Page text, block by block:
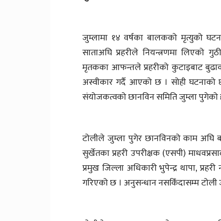
जुम्लामा १४ वर्षका बालकको मृत्युको
साताअघि प्रहरीले नियन्त्रणमा लिएको
मृतकका आफन्तले प्रहरीको कुटाइबाट
अस्वीकार गर्दै आएको छ । सोही घटनाको
संयोजकत्वको छानविन समिति जुम्ला पुगेको
टोलीले जुम्ला पुगेर छानविनको काम अघि
सुर्खेतका प्रहरी उपरीक्षक (एसपी)
प्रमुख जिल्ला अधिकारी भुपेन्द्र थापा,
गरिएको छ । अनुसन्धान नसकिँदासम्म